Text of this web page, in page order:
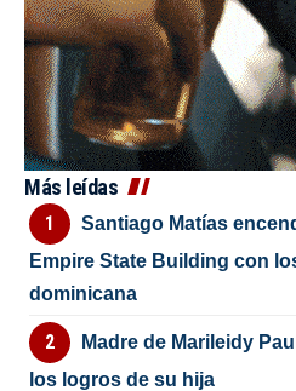
Más leídas
Santiago Matías
Empire State Building con
dominicana
Madre de Marileidy
los logros de su hija